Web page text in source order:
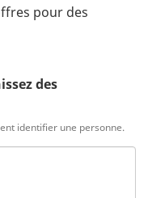
pour des
des
identifier une personne.